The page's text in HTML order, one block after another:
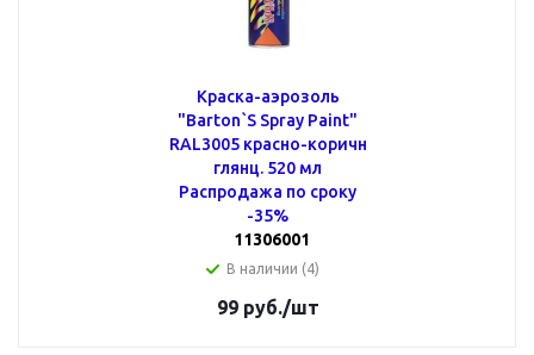
Краска-аэрозоль
"Barton`S Spray Paint"
RAL3005 красно-коричн
глянц. 520 мл
Распродажа по сроку
-35%
11306001
В наличии (4)
99руб./шт